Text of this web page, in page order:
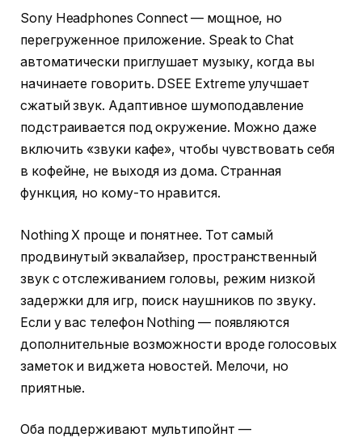
Sony Headphones Connect — мощное, но
перегруженное приложение. Speak to Chat
автоматически приглушает музыку, когда вы
начинаете говорить. DSEE Extreme улучшает
сжатый звук. Адаптивное шумоподавление
подстраивается под окружение. Можно даже
включить «звуки кафе», чтобы чувствовать себя
в кофейне, не выходя из дома. Странная
функция, но кому-то нравится.
Nothing X проще и понятнее. Тот самый
продвинутый эквалайзер, пространственный
звук с отслеживанием головы, режим низкой
задержки для игр, поиск наушников по звуку.
Если у вас телефон Nothing — появляются
дополнительные возможности вроде голосовых
заметок и виджета новостей. Мелочи, но
приятные.
Оба поддерживают мультипойнт —